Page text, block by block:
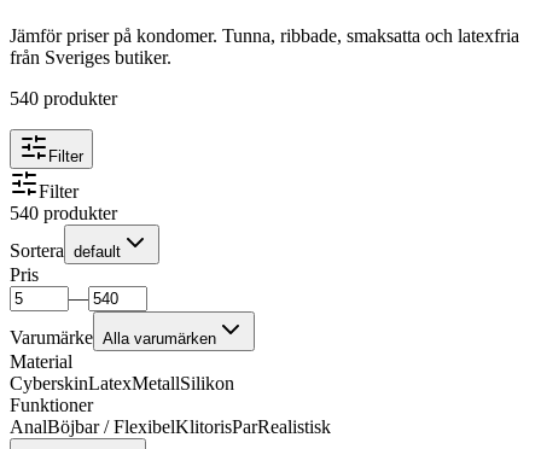
Jämför priser på kondomer. Tunna, ribbade, smaksatta och latexfria
från Sveriges butiker.
540 produkter
Filter
Filter
540 produkter
Sortera default
Pris
—
Varumärke Alla varumärken
Material
CyberskinLatexMetallSilikon
Funktioner
AnalBöjbar / FlexibelKlitorisParRealistisk